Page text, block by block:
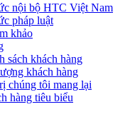
nội bộ HTC Việt Nam
pháp luật
khảo
sách khách hàng
khách hàng
chúng tôi mang lại
hàng tiêu biểu